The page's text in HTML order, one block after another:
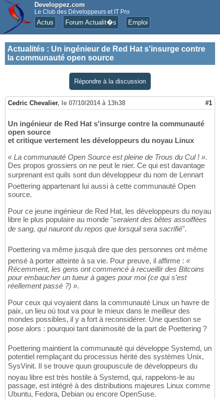
Developpez.com
Le Club des Développeurs et IT Pro
Actus Forum Actualit�s Emploi
Actualités : Un ingénieur de Red Hat s'insurge contre
la communauté open source
Répondre à la discussion
Cedric Chevalier, le 07/10/2014 à 13h38 #1
Un ingénieur de Red Hat s'insurge contre la communauté
open source
et critique vertement les développeurs du noyau Linux
« La communauté Open Source est pleine de Trous du Cul ! ».
Des propos grossiers on ne peut le nier. Ce qui est davantage
surprenant est quils sont dun développeur du nom de Lennart
Poettering appartenant lui aussi à cette communauté Open
source.
Pour ce jeune ingénieur de Red Hat, les développeurs du noyau
libre le plus populaire au monde "seraient des bêtes assoiffées
de sang, qui nauront du repos que lorsquil sera sacrifié".
Poettering va même jusquà dire que des personnes ont même
pensé à porter atteinte à sa vie. Pour preuve, il affirme : «
Récemment, les gens ont commencé à recueillir des Bitcoins
pour embaucher un tueur à gages pour moi (ce qui s'est
réellement passé ?) ».
Pour ceux qui voyaient dans la communauté Linux un havre de
paix, un lieu où tout va pour le mieux dans le meilleur des
mondes possibles, il y a fort à reconsidérer. Une question se
pose alors : pourquoi tant danimosité de la part de Poettering ?
Poettering maintient la communauté qui développe Systemd, un
potentiel remplaçant du processus hérité des systèmes Unix,
SysVinit. Il se trouve quun groupuscule de développeurs du
noyau libre est très hostile à Systemd, qui, rappelons-le au
passage, est intégré à des distributions majeures Linux comme
Ubuntu, Fedora, Debian ou encore OpenSuse.